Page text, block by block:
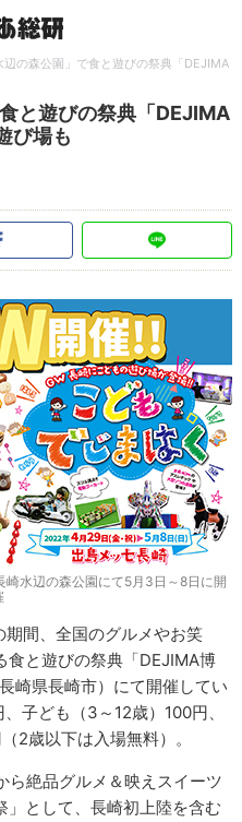
辺の森公園」で食と遊びの祭典「DEJIMA
と遊びの祭典「DEJIMA
び場も
水辺の森公園にて5月3日～8日に開
間、全国のグルメやお笑
食と遊びの祭典「DEJIMA博
崎県長崎市）にて開催してい
子ども（3～12歳）100円、
2歳以下は入場無料）。
ら絶品グルメ＆映えスイーツ
」として、長崎初上陸を含む